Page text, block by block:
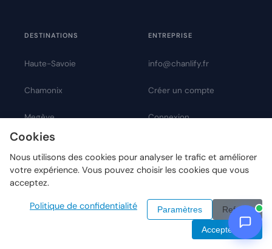
DESTINATIONS
Haute-Savoie
Chamonix
Megève
Saint-Gervais
Annecy
ENTREPRISE
info@chanlify.fr
Créer un compte
Connexion
Cookies
Nous utilisons des cookies pour analyser le trafic et améliorer
votre expérience. Vous pouvez choisir les cookies que vous
acceptez.
Politique de confidentialité Paramètres Refuser
Accepter tout